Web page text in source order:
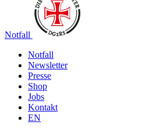
Notfall
Notfall
Newsletter
Presse
Shop
Jobs
Kontakt
EN